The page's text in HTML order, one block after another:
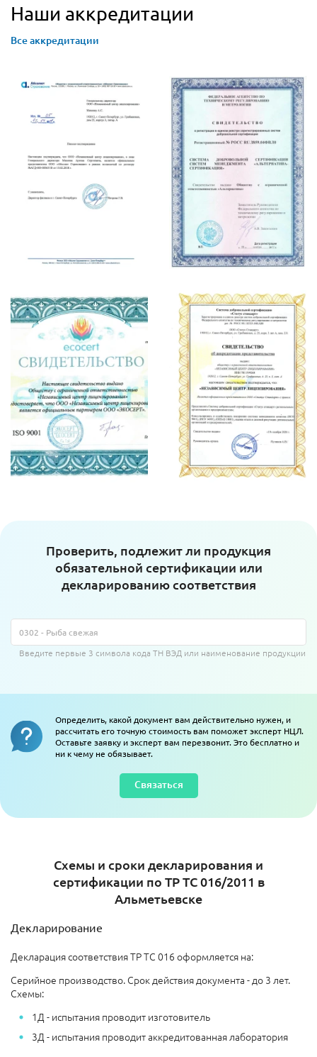
Наши аккредитации
Все аккредитации
Проверить, подлежит ли продукция
обязательной сертификации или
декларированию соответствия
Введите первые 3 символа кода ТН ВЭД или наименование продукции
Определить, какой документ вам действительно нужен, и
рассчитать его точную стоимость вам поможет эксперт НЦЛ.
Оставьте заявку и эксперт вам перезвонит. Это бесплатно и
ни к чему не обязывает.
Связаться
Схемы и сроки декларирования и
сертификации по ТР ТС 016/2011 в
Альметьевске​
Декларирование
Декларация соответствия ТР ТС 016 оформляется на:
Серийное производство. Срок действия документа - до 3 лет.
Схемы:
1Д - испытания проводит изготовитель
3Д - испытания проводит аккредитованная лаборатория